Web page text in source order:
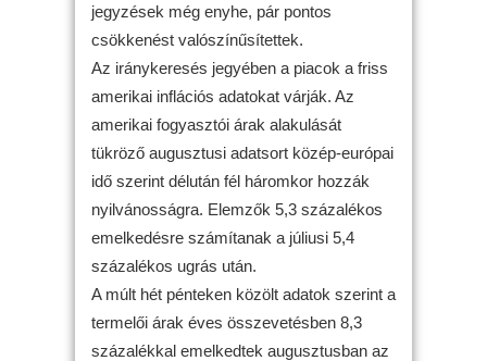
jegyzések még enyhe, pár pontos
csökkenést valószínűsítettek.
Az iránykeresés jegyében a piacok a friss
amerikai inflációs adatokat várják. Az
amerikai fogyasztói árak alakulását
tükröző augusztusi adatsort közép-európai
idő szerint délután fél háromkor hozzák
nyilvánosságra. Elemzők 5,3 százalékos
emelkedésre számítanak a júliusi 5,4
százalékos ugrás után.
A múlt hét pénteken közölt adatok szerint a
termelői árak éves összevetésben 8,3
százalékkal emelkedtek augusztusban az